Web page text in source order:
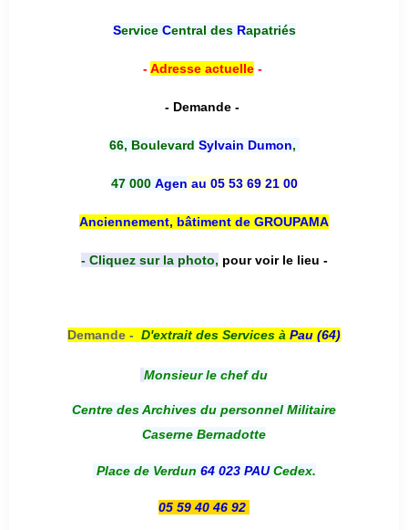
Service Central desRapatriés
-Adresse actuelle-
- Demande -
66, Boulevard Sylvain Dumon,
47 000 Agen au 05 53 69 21 00
Anciennement, bâtiment de GROUPAMA
- Cliquez sur la photo, pour voir le lieu -
Demande - D'extrait des Services à Pau (64)
Monsieur le chef du
Centre des Archives du personnel Militaire
Caserne Bernadotte
Place de Verdun 64 023 PAUCedex.
05 59 40 46 92